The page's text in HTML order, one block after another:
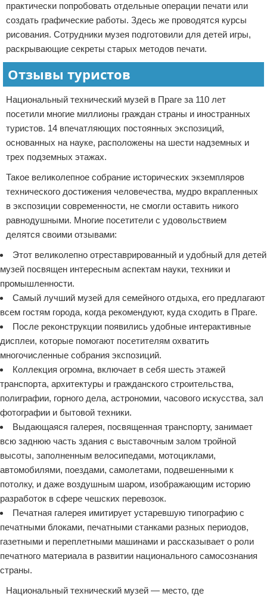
практически попробовать отдельные операции печати или
создать графические работы. Здесь же проводятся курсы
рисования. Сотрудники музея подготовили для детей игры,
раскрывающие секреты старых методов печати.
Отзывы туристов
Национальный технический музей в Праге за 110 лет
посетили многие миллионы граждан страны и иностранных
туристов. 14 впечатляющих постоянных экспозиций,
основанных на науке, расположены на шести надземных и
трех подземных этажах.
Такое великолепное собрание исторических экземпляров
технического достижения человечества, мудро вкрапленных
в экспозиции современности, не смогли оставить никого
равнодушными. Многие посетители с удовольствием
делятся своими отзывами:
Этот великолепно отреставрированный и удобный для детей
музей посвящен интересным аспектам науки, техники и
промышленности.
Самый лучший музей для семейного отдыха, его предлагают
всем гостям города, когда рекомендуют, куда сходить в Праге.
После реконструкции появились удобные интерактивные
дисплеи, которые помогают посетителям охватить
многочисленные собрания экспозиций.
Коллекция огромна, включает в себя шесть этажей
транспорта, архитектуры и гражданского строительства,
полиграфии, горного дела, астрономии, часового искусства, зал
фотографии и бытовой техники.
Выдающаяся галерея, посвященная транспорту, занимает
всю заднюю часть здания с выставочным залом тройной
высоты, заполненным велосипедами, мотоциклами,
автомобилями, поездами, самолетами, подвешенными к
потолку, и даже воздушным шаром, изображающим историю
разработок в сфере чешских перевозок.
Печатная галерея имитирует устаревшую типографию с
печатными блоками, печатными станками разных периодов,
газетными и переплетными машинами и рассказывает о роли
печатного материала в развитии национального самосознания
страны.
Национальный технический музей — место, где